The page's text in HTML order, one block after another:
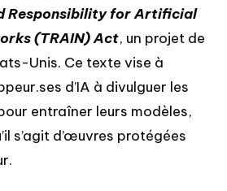
Responsibility for Artificial
(TRAIN) Act, un projet de
Unis. Ce texte vise à
d’IA à divulguer les
entraîner leurs modèles,
s’agit d’œuvres protégées